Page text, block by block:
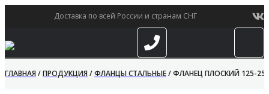
Доставка по всей России и странам СНГ
ГЛАВНАЯ/ПРОДУКЦИЯ/ФЛАНЦЫ СТАЛЬНЫЕ/ФЛАНЕЦ ПЛОСКИЙ 125-25-